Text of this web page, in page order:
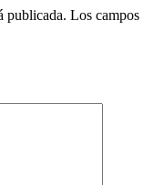
publicada. Los campos